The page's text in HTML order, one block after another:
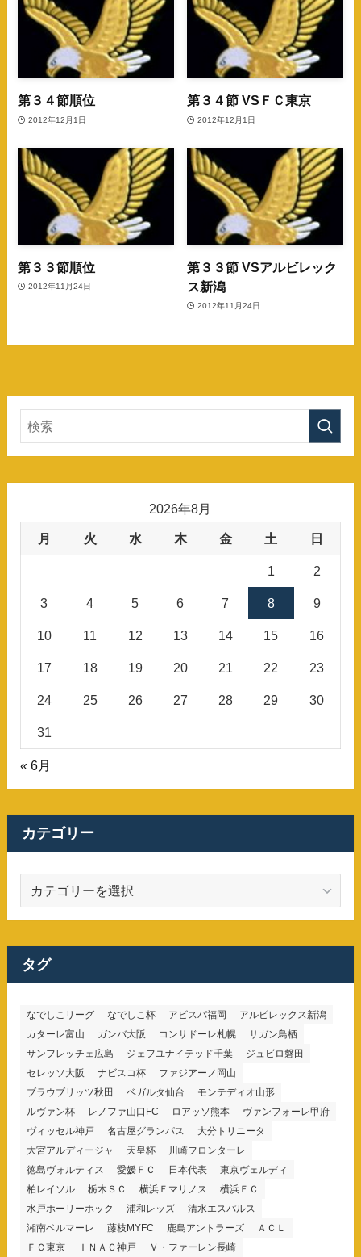
第３４節順位
2012年12月1日
第３４節 VSＦＣ東京
2012年12月1日
第３３節順位
2012年11月24日
第３３節 VSアルビレック
ス新潟
2012年11月24日
2026年8月
月 火 水 木 金 土 日
1 2
3 4 5 6 7 8 9
10 11 12 13 14 15 16
17 18 19 20 21 22 23
24 25 26 27 28 29 30
31
« 6月
カテゴリー
ゴ
リ
ー
タグ
なでしこリーグ なでしこ杯 アビスパ福岡
アルビレックス新潟
カターレ富山
ガンバ大阪 コンサドーレ札幌
サガン鳥栖
サンフレッチェ広島
ジェフユナイテッド千葉
ジュビロ磐田
セレッソ大阪
ナビスコ杯
ファジアーノ岡山
ブラウブリッツ秋田
ベガルタ仙台
モンテディオ山形
ルヴァン杯
レノファ山口FC ロアッソ熊本
ヴァンフォーレ甲府
ヴィッセル神戸
名古屋グランパス
大分トリニータ
大宮アルディージャ
天皇杯
川崎フロンターレ
徳島ヴォルティス
愛媛ＦＣ 日本代表
東京ヴェルディ
柏レイソル
栃木ＳＣ 横浜Ｆマリノス
横浜ＦＣ
水戸ホーリーホック
浦和レッズ
清水エスパルス
湘南ベルマーレ
藤枝MYFC 鹿島アントラーズ
ＡＣＬ
ＦＣ東京
ＩＮＡＣ神戸 Ｖ・ファーレン長崎